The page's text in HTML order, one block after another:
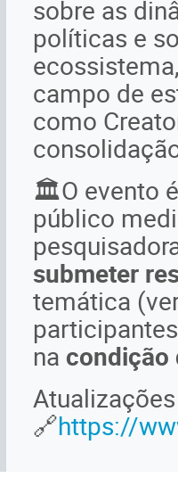
sobre as
políticas e
campo de
como
🏛️O evento é
público
submeter
temática
na condição
🔗https://